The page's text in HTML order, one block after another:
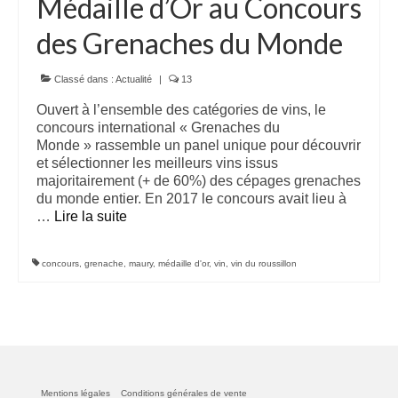
doux 2010
Le Secret des Marchands, AOP Maury rouge
doux 2013
Le Secret des Marchands, AOP Maury rouge
doux 2014
Boutique
Médaille d’Or au Concours
des Grenaches du Monde
Classé dans : Actualité 13
Ouvert à l’ensemble des catégories de vins, le
concours international « Grenaches du
Monde » rassemble un panel unique pour découvrir
et sélectionner les meilleurs vins issus
majoritairement (+ de 60%) des cépages grenaches
du monde entier. En 2017 le concours avait lieu à
… Lire la suite­­
concours, grenache, maury, médaille d'or, vin, vin du roussillon
Mentions légales Conditions générales de vente